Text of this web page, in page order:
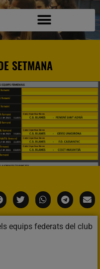
SETMANA
equips federats del club